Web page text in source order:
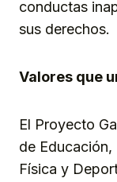
conductas
sus derechos.
Valores que
El Proyecto
de
Física y